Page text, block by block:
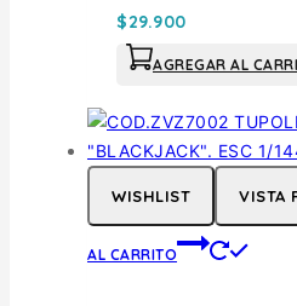
$29.900
AGREGAR AL
WISHLIST VISTA
AL CARRITO